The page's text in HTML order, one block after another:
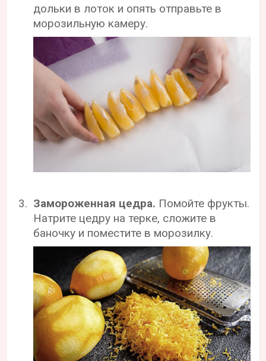
дольки в лоток и опять отправьте в
морозильную камеру.
Замороженная цедра. Помойте фрукты.
Натрите цедру на терке, сложите в
баночку и поместите в морозилку.